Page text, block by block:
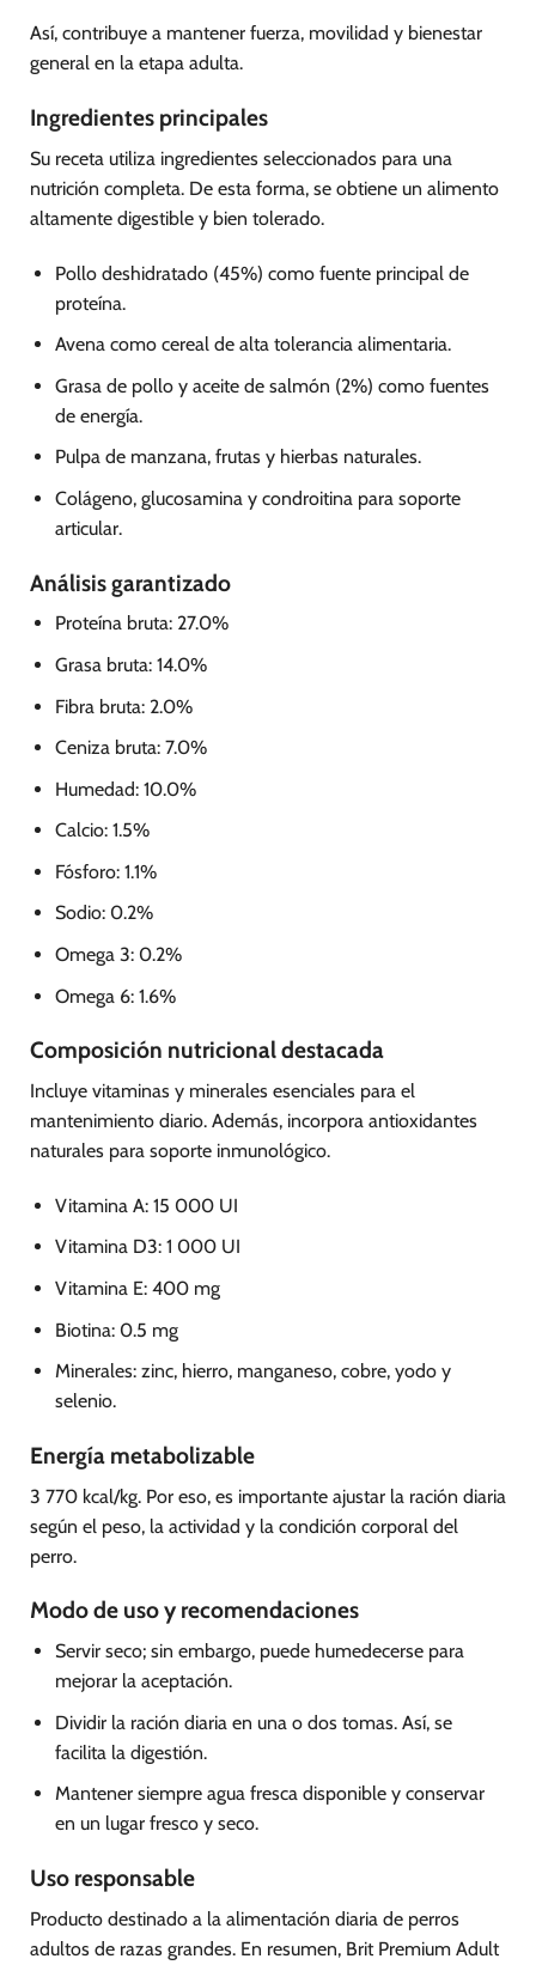
Así, contribuye a mantener fuerza, movilidad y bienestar
general en la etapa adulta.
Ingredientes principales
Su receta utiliza ingredientes seleccionados para una
nutrición completa. De esta forma, se obtiene un alimento
altamente digestible y bien tolerado.
Pollo deshidratado (45%) como fuente principal de
proteína.
Avena como cereal de alta tolerancia alimentaria.
Grasa de pollo y aceite de salmón (2%) como fuentes
de energía.
Pulpa de manzana, frutas y hierbas naturales.
Colágeno, glucosamina y condroitina para soporte
articular.
Análisis garantizado
Proteína bruta: 27.0%
Grasa bruta: 14.0%
Fibra bruta: 2.0%
Ceniza bruta: 7.0%
Humedad: 10.0%
Calcio: 1.5%
Fósforo: 1.1%
Sodio: 0.2%
Omega 3: 0.2%
Omega 6: 1.6%
Composición nutricional destacada
Incluye vitaminas y minerales esenciales para el
mantenimiento diario. Además, incorpora antioxidantes
naturales para soporte inmunológico.
Vitamina A: 15 000 UI
Vitamina D3: 1 000 UI
Vitamina E: 400 mg
Biotina: 0.5 mg
Minerales: zinc, hierro, manganeso, cobre, yodo y
selenio.
Energía metabolizable
3 770 kcal/kg. Por eso, es importante ajustar la ración diaria
según el peso, la actividad y la condición corporal del
perro.
Modo de uso y recomendaciones
Servir seco; sin embargo, puede humedecerse para
mejorar la aceptación.
Dividir la ración diaria en una o dos tomas. Así, se
facilita la digestión.
Mantener siempre agua fresca disponible y conservar
en un lugar fresco y seco.
Uso responsable
Producto destinado a la alimentación diaria de perros
adultos de razas grandes. En resumen, Brit Premium Adult